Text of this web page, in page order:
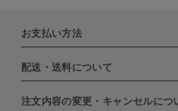
お支払い方法
下記お支払い方法よりお選びいただけ
・クレジットカード（
EXPRESS,Diners Club）
配送・送料について
配達業者：日本郵便
注文内容の変更・キャンセルにつ